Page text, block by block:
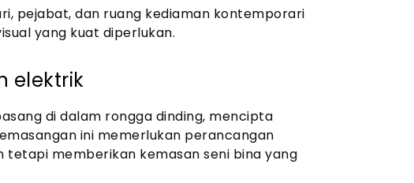
pejabat, dan ruang kediaman kontemporari
yang kuat diperlukan.
elektrik
di dalam rongga dinding, mencipta
ini memerlukan perancangan
tetapi memberikan kemasan seni bina yang